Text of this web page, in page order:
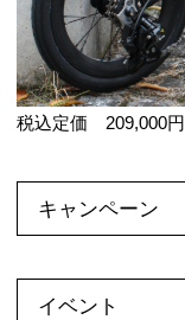
税込定価 209,000円
キャンペーン
イベント